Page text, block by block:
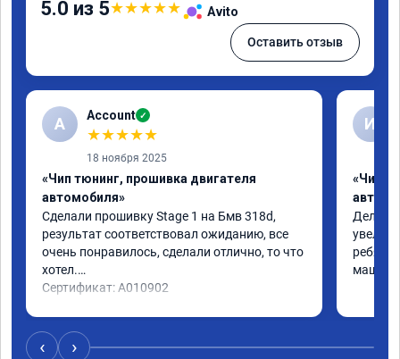
5.0 из 5★★★★★ Avito
Оставить отзыв
A Account ✓
★★★★★
18 ноября 2025
«Чип тюнинг, прошивка двигателя
автомобиля»
Сделали прошивку Stage 1 на Бмв 318d,
результат соответствовал ожиданию, все
очень понравилось, сделали отлично, то что
хотел.
Сертификат: A010902
И
«Чип
Делали
ребята
машина
‹ ›